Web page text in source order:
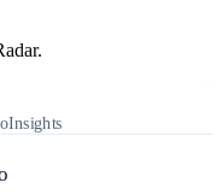
Insights